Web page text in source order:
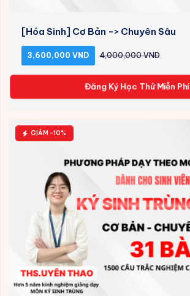
[Hóa Sinh] Cơ Bản -> Chuyên Sâu
3,600,000 VND 4,000,000 VND
Đăng Ký Học Thử Miễn Phí
GIẢM -10%